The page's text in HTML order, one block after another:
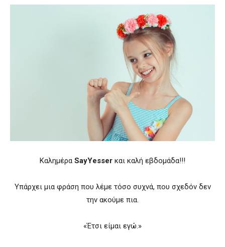
Καλημέρα SayYesser και καλή εβδομάδα!!!
Υπάρχει μια φράση που λέμε τόσο συχνά, που σχεδόν δεν
την ακούμε πια.
«Έτσι είμαι εγώ.»